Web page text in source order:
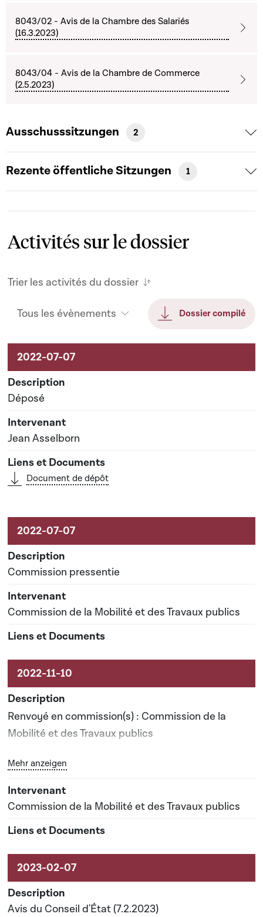
8043/02 - Avis de la Chambre des Salariés
(16.3.2023)
8043/04 - Avis de la Chambre de Commerce
(2.5.2023)
Ausschusssitzungen 2
Rezente öffentliche Sitzungen 1
Activités sur le dossier
Trier les activités du dossier
Tous les évènements Dossier compilé
Activités sur le dossier
Déposé
Jean Asselborn
Document de dépôt
Commission pressentie
Commission de la Mobilité et des Travaux publics
Renvoyé en commission(s) : Commission de la
Mobilité et des Travaux publics
Date prévisionnelle du rapport de commission : 20-
04-2023
Bouton graphique servant à afficher ou cacher tous
Mehr anzeigen
Commission de la Mobilité et des Travaux publics
Avis du Conseil d'État (7.2.2023)